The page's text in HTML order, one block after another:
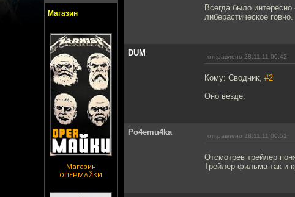
Магазин
Магазин
ОПЕРМАЙКИ
Всегда было
либерастическое говно.
DUM отправлено 28.11.11 00:42
Кому: Сводник, #2
Оно везде.
Po4emu4ka отправлено 28.11.11 00:51
Отсмотрев трейлер
Трейлер фильма так и